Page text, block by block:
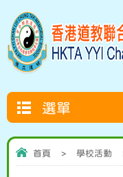
選單
首頁 > 學校活動